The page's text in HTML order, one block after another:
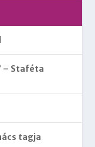
– Staféta
tagja